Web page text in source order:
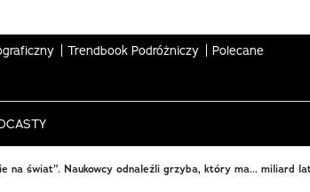
Trendbook Podróżniczy Polecane
na świat”. Naukowcy odnaleźli grzyba, który ma... miliard